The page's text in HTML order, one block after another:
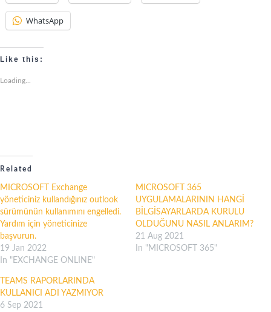
WhatsApp
Like this:
Loading...
Related
MICROSOFT Exchange
yöneticiniz kullandığınız outlook
sürümünün kullanımını engelledi.
Yardım için yöneticinize
başvurun.
19 Jan 2022
In "EXCHANGE ONLINE"
MICROSOFT 365
UYGULAMALARININ HANGİ
BİLGİSAYARLARDA KURULU
OLDUĞUNU NASIL ANLARIM?
21 Aug 2021
In "MICROSOFT 365"
TEAMS RAPORLARINDA
KULLANICI ADI YAZMIYOR
6 Sep 2021